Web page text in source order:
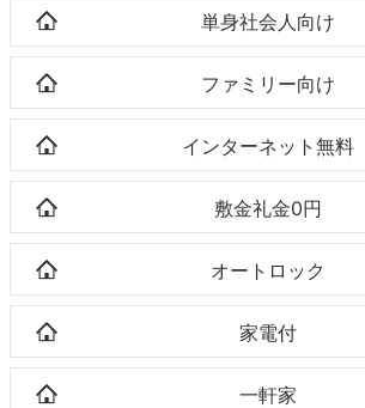
単身社会人向け
ファミリー向け
インターネット無料
敷金礼金0円
オートロック
家電付
一軒家